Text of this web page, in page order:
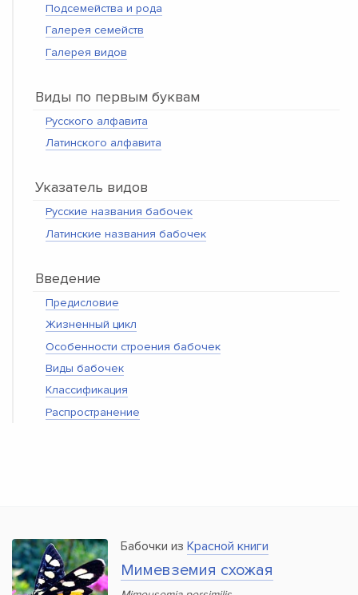
Подсемейства и рода
Галерея семейств
Галерея видов
Виды по первым буквам
Русского алфавита
Латинского алфавита
Указатель видов
Русские названия бабочек
Латинские названия бабочек
Введение
Предисловие
Жизненный цикл
Особенности строения бабочек
Виды бабочек
Классификация
Распространение
Бабочки из Красной книги
Мимевземия схожая